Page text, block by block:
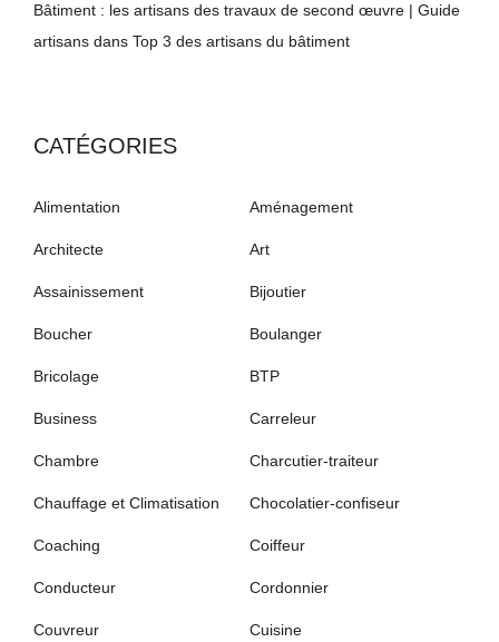
Bâtiment : les artisans des travaux de second œuvre | Guide
artisans dans Top 3 des artisans du bâtiment
CATÉGORIES
Alimentation Aménagement
Architecte Art
Assainissement Bijoutier
Boucher Boulanger
Bricolage BTP
Business Carreleur
Chambre Charcutier-traiteur
Chauffage et Climatisation Chocolatier-confiseur
Coaching Coiffeur
Conducteur Cordonnier
Couvreur Cuisine